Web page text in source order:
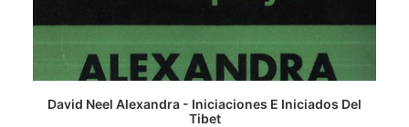
LEER MÁS
David Neel Alexandra - Iniciaciones E Iniciados Del
Tibet